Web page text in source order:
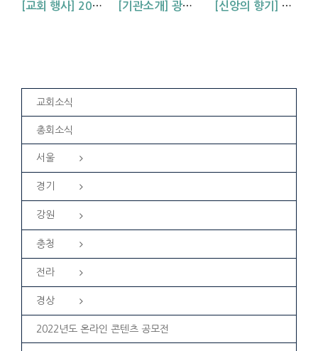
[교회 행사] 2026 아동부 연합 여름성경학교 (부산, 거제, 대구) [기관소개] 광주교회 청년부를 소개합니다! [신앙의 향기] 우리 하나님은 크시다네_아동부 찬양
교회소식
총회소식
서울
경기
강원
충청
전라
경상
2022년도 온라인 콘텐츠 공모전